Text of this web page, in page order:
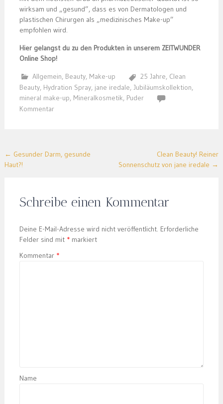
wirksam und „gesund”, dass es von Dermatologen und
plastischen Chirurgen als „medizinisches Make-up”
empfohlen wird.
Hiergelangst du zu den Produkten in unserem ZEITWUNDER
Online Shop!
Allgemein, Beauty, Make-up 25 Jahre, Clean
Beauty, Hydration Spray, jane iredale, Jubiläumskollektion,
mineral make-up, Mineralkosmetik, Puder
Kommentar
Post
← Gesunder Darm, gesunde
Haut?!
Clean Beauty! Reiner
Sonnenschutz von jane iredale →
Schreibe einen Kommentar
Deine E-Mail-Adresse wird nicht veröffentlicht. Erforderliche
Felder sind mit *markiert
Kommentar *
Name